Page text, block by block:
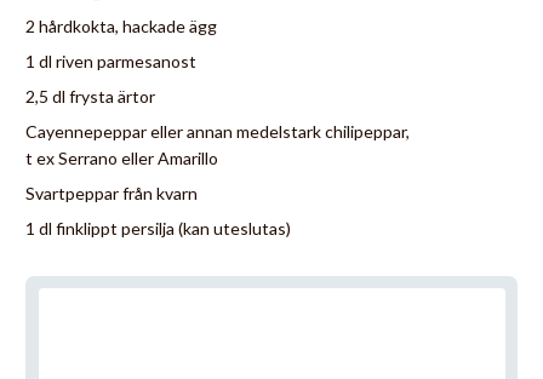
2 hårdkokta, hackade ägg
1 dl riven parmesanost
2,5 dl frysta ärtor
Cayennepeppar eller annan medelstark chilipeppar,
t ex Serrano eller Amarillo
Svartpeppar från kvarn
1 dl finklippt persilja (kan uteslutas)